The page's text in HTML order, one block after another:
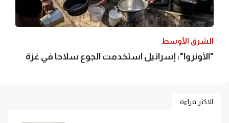
الشرق الأوسط
"الأونروا": إسرائيل استخدمت الجوع سلاحا في غزة
الاكثر قراءة